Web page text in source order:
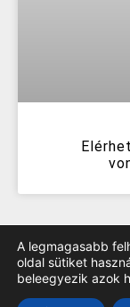
A legmagasabb
oldal sütiket
beleegyezik azok